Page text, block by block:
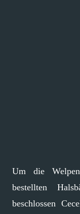
Um die
bestellten
beschlossen